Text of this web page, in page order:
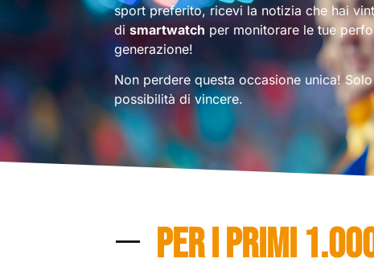
sport preferito, ricevi la notizia che hai
dismartwatch per monitorare le tue
generazione!
Non perdere questa occasione unica!
possibilità di vincere.
PER I PRIMI